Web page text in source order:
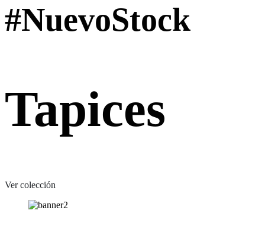
#NuevoStock
Tapices
Ver colección